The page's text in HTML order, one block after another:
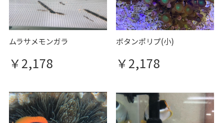
ムラサメモンガラ
￥2,178
ボタンポリプ(小)
￥2,178